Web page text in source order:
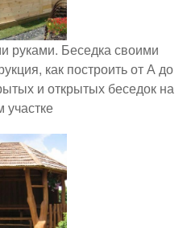
руками. Беседка своими
как построить от А до
и открытых беседок на
участке